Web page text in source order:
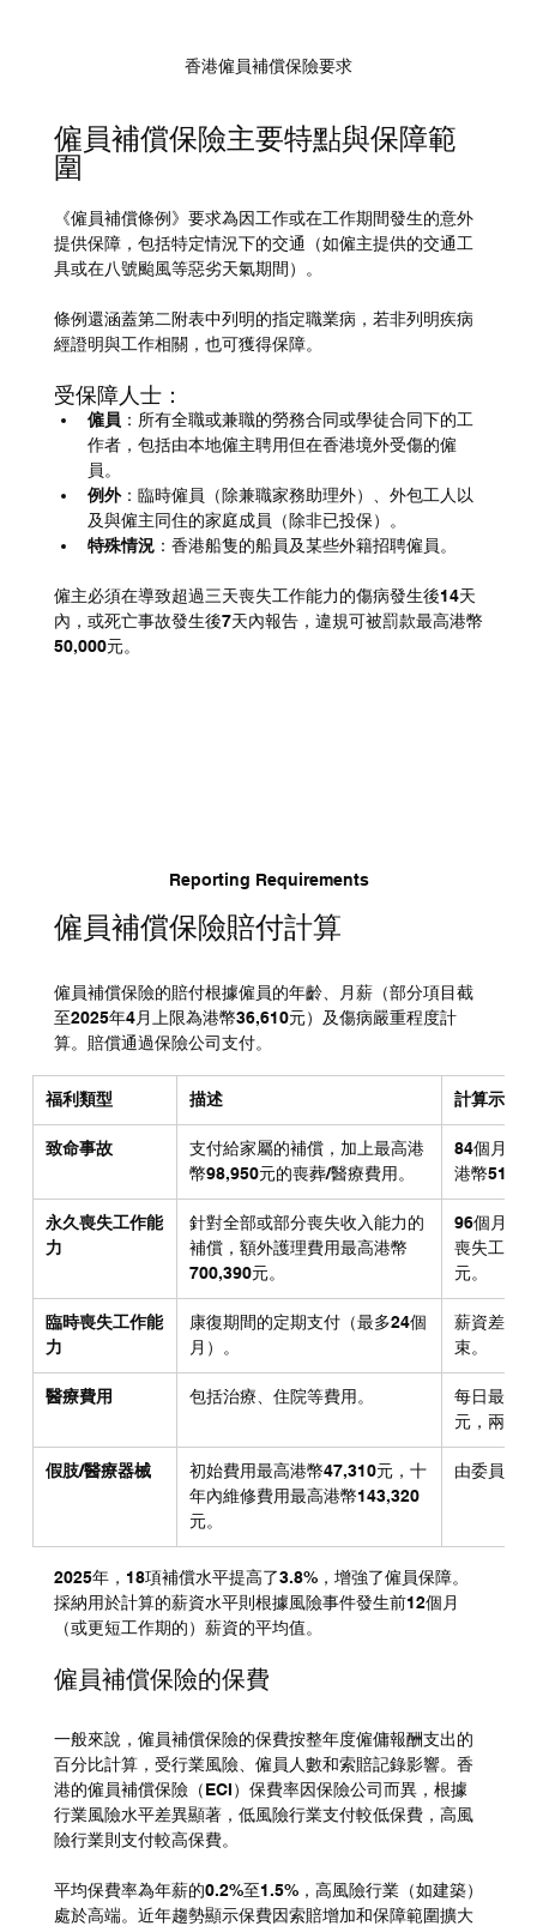
香港僱員補償保險要求
僱員補償保險主要特點與保障範
圍
《僱員補償條例》要求為因工作或在工作期間發生的意外
提供保障，包括特定情況下的交通（如僱主提供的交通工
具或在八號颱風等惡劣天氣期間）。
條例還涵蓋第二附表中列明的指定職業病，若非列明疾病
經證明與工作相關，也可獲得保障。
受保障人士：
僱員 ：所有全職或兼職的勞務合同或學徒合同下的工
作者，包括由本地僱主聘用但在香港境外受傷的僱
員。
例外：臨時僱員（除兼職家務助理外）、外包工人以
及與僱主同住的家庭成員（除非已投保）。
特殊情況：香港船隻的船員及某些外籍招聘僱員。
僱主必須在導致超過三天喪失工作能力的傷病發生後14天
內，或死亡事故發生後7天內報告，違規可被罰款最高港幣
50,000元。
Reporting Requirements
僱員補償保險賠付計算
僱員補償保險的賠付根據僱員的年齡、月薪（部分項目截
至2025年4月上限為港幣36,610元）及傷病嚴重程度計
算。賠償通過保險公司支付。
福利類型 描述 計算示例
致命事故
支付給家屬的補償，加上最高港
幣98,950元的喪葬/醫療費用。
84個月薪
港幣
永久喪失工作能
力
針對全部或部分喪失收入能力的
補償，額外護理費用最高港幣
700,390元。
96個月薪
喪失工作
元。
臨時喪失工作能
力
康復期間的定期支付（最多24個
月）。
薪資差額
束。
醫療費用 包括治療、住院等費用。
每日最高
元，兩者
假肢/醫療器械
初始費用最高港幣47,310元，十
年內維修費用最高港幣143,320
元。
由委員會
2025年，18項補償水平提高了3.8%，增強了僱員保障。
採納用於計算的薪資水平則根據風險事件發生前12個月
（或更短工作期的）薪資的平均值。
僱員補償保險的保費
一般來說，僱員補償保險的保費按整年度僱傭報酬支出的
百分比計算，受行業風險、僱員人數和索賠記錄影響。香
港的僱員補償保險（ECI）保費率因保險公司而異，根據
行業風險水平差異顯著，低風險行業支付較低保費，高風
險行業則支付較高保費。
平均保費率為年薪的0.2%至1.5%，高風險行業（如建築）
處於高端。近年趨勢顯示保費因索賠增加和保障範圍擴大